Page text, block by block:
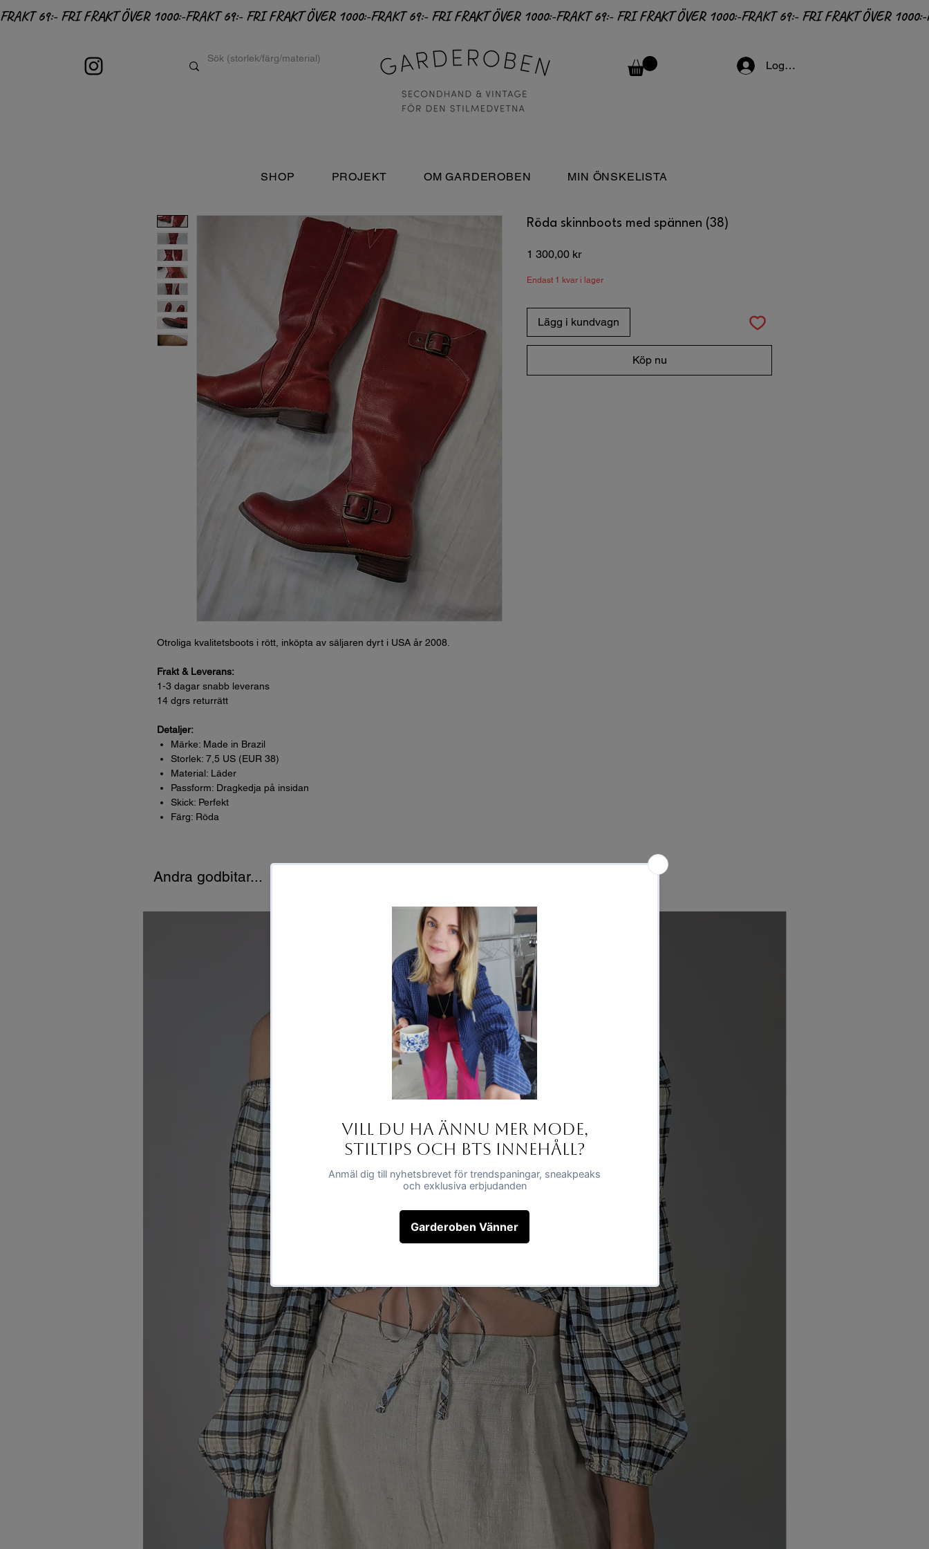
FRAKT 69:- FRI FRAKT ÖVER 1000:-
Logga in
SHOP PROJEKT OM GARDEROBEN MIN ÖNSKELISTA
Otroliga kvalitetsboots i rött, inköpta av säljaren dyrt i USA år 2008.
Frakt & Leverans:
1-3 dagar snabb leverans
14 dgrs returrätt
Detaljer:
Märke: Made in Brazil
Storlek: 7,5 US (EUR 38)
Material: Läder
Passform: Dragkedja på insidan
Skick: Perfekt
Färg: Röda
Röda skinnboots med spännen (38)
1 300,00 krPris
Endast 1 kvar i lager
Lägg i kundvagn
Köp nu
Andra godbitar...